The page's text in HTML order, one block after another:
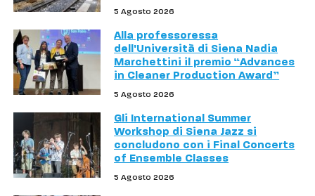
5 Agosto 2026
Alla professoressa
dell'Università di Siena Nadia
Marchettini il premio “Advances
in Cleaner Production Award”
5 Agosto 2026
Gli International Summer
Workshop di Siena Jazz si
concludono con i Final Concerts
of Ensemble Classes
5 Agosto 2026